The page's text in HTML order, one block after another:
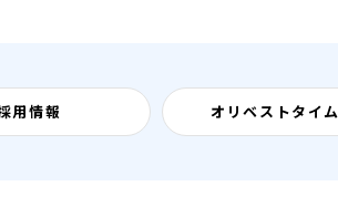
用情報 オリベストタイ